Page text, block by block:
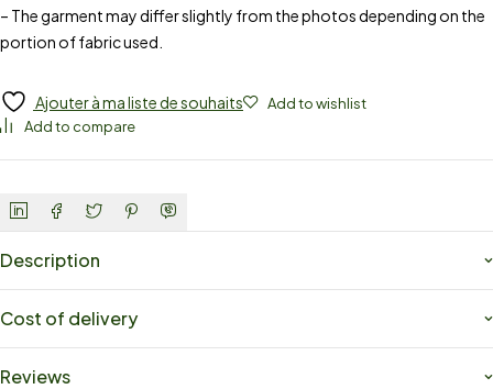
– The garment may differ slightly from the photos depending on the
portion of fabric used.
Ajouter à ma liste de souhaits
Add to wishlist
Add to compare
Description
Cost of delivery
Reviews